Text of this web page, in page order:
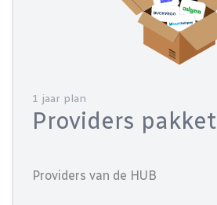
1 jaar plan
Providers pakket
Providers van de HUB